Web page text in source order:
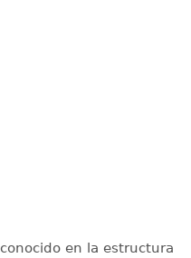
conocido en la estructura